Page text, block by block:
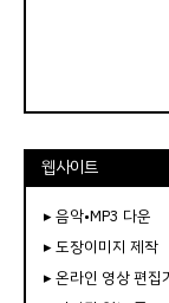
웹사이트
▸ 음악•MP3 다운
▸ 도장이미지 제작
▸ 온라인 영상 편집